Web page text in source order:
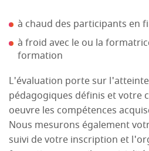
à chaud des participants en
à froid avec le ou la
formation
L'évaluation porte sur
pédagogiques définis et votre
oeuvre les compétences
Nous mesurons également
suivi de votre inscription et